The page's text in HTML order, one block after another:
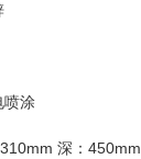
喷涂
深：450mm